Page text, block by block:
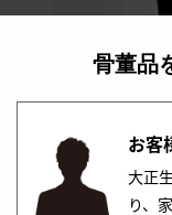
骨董品
お客
大正
り、